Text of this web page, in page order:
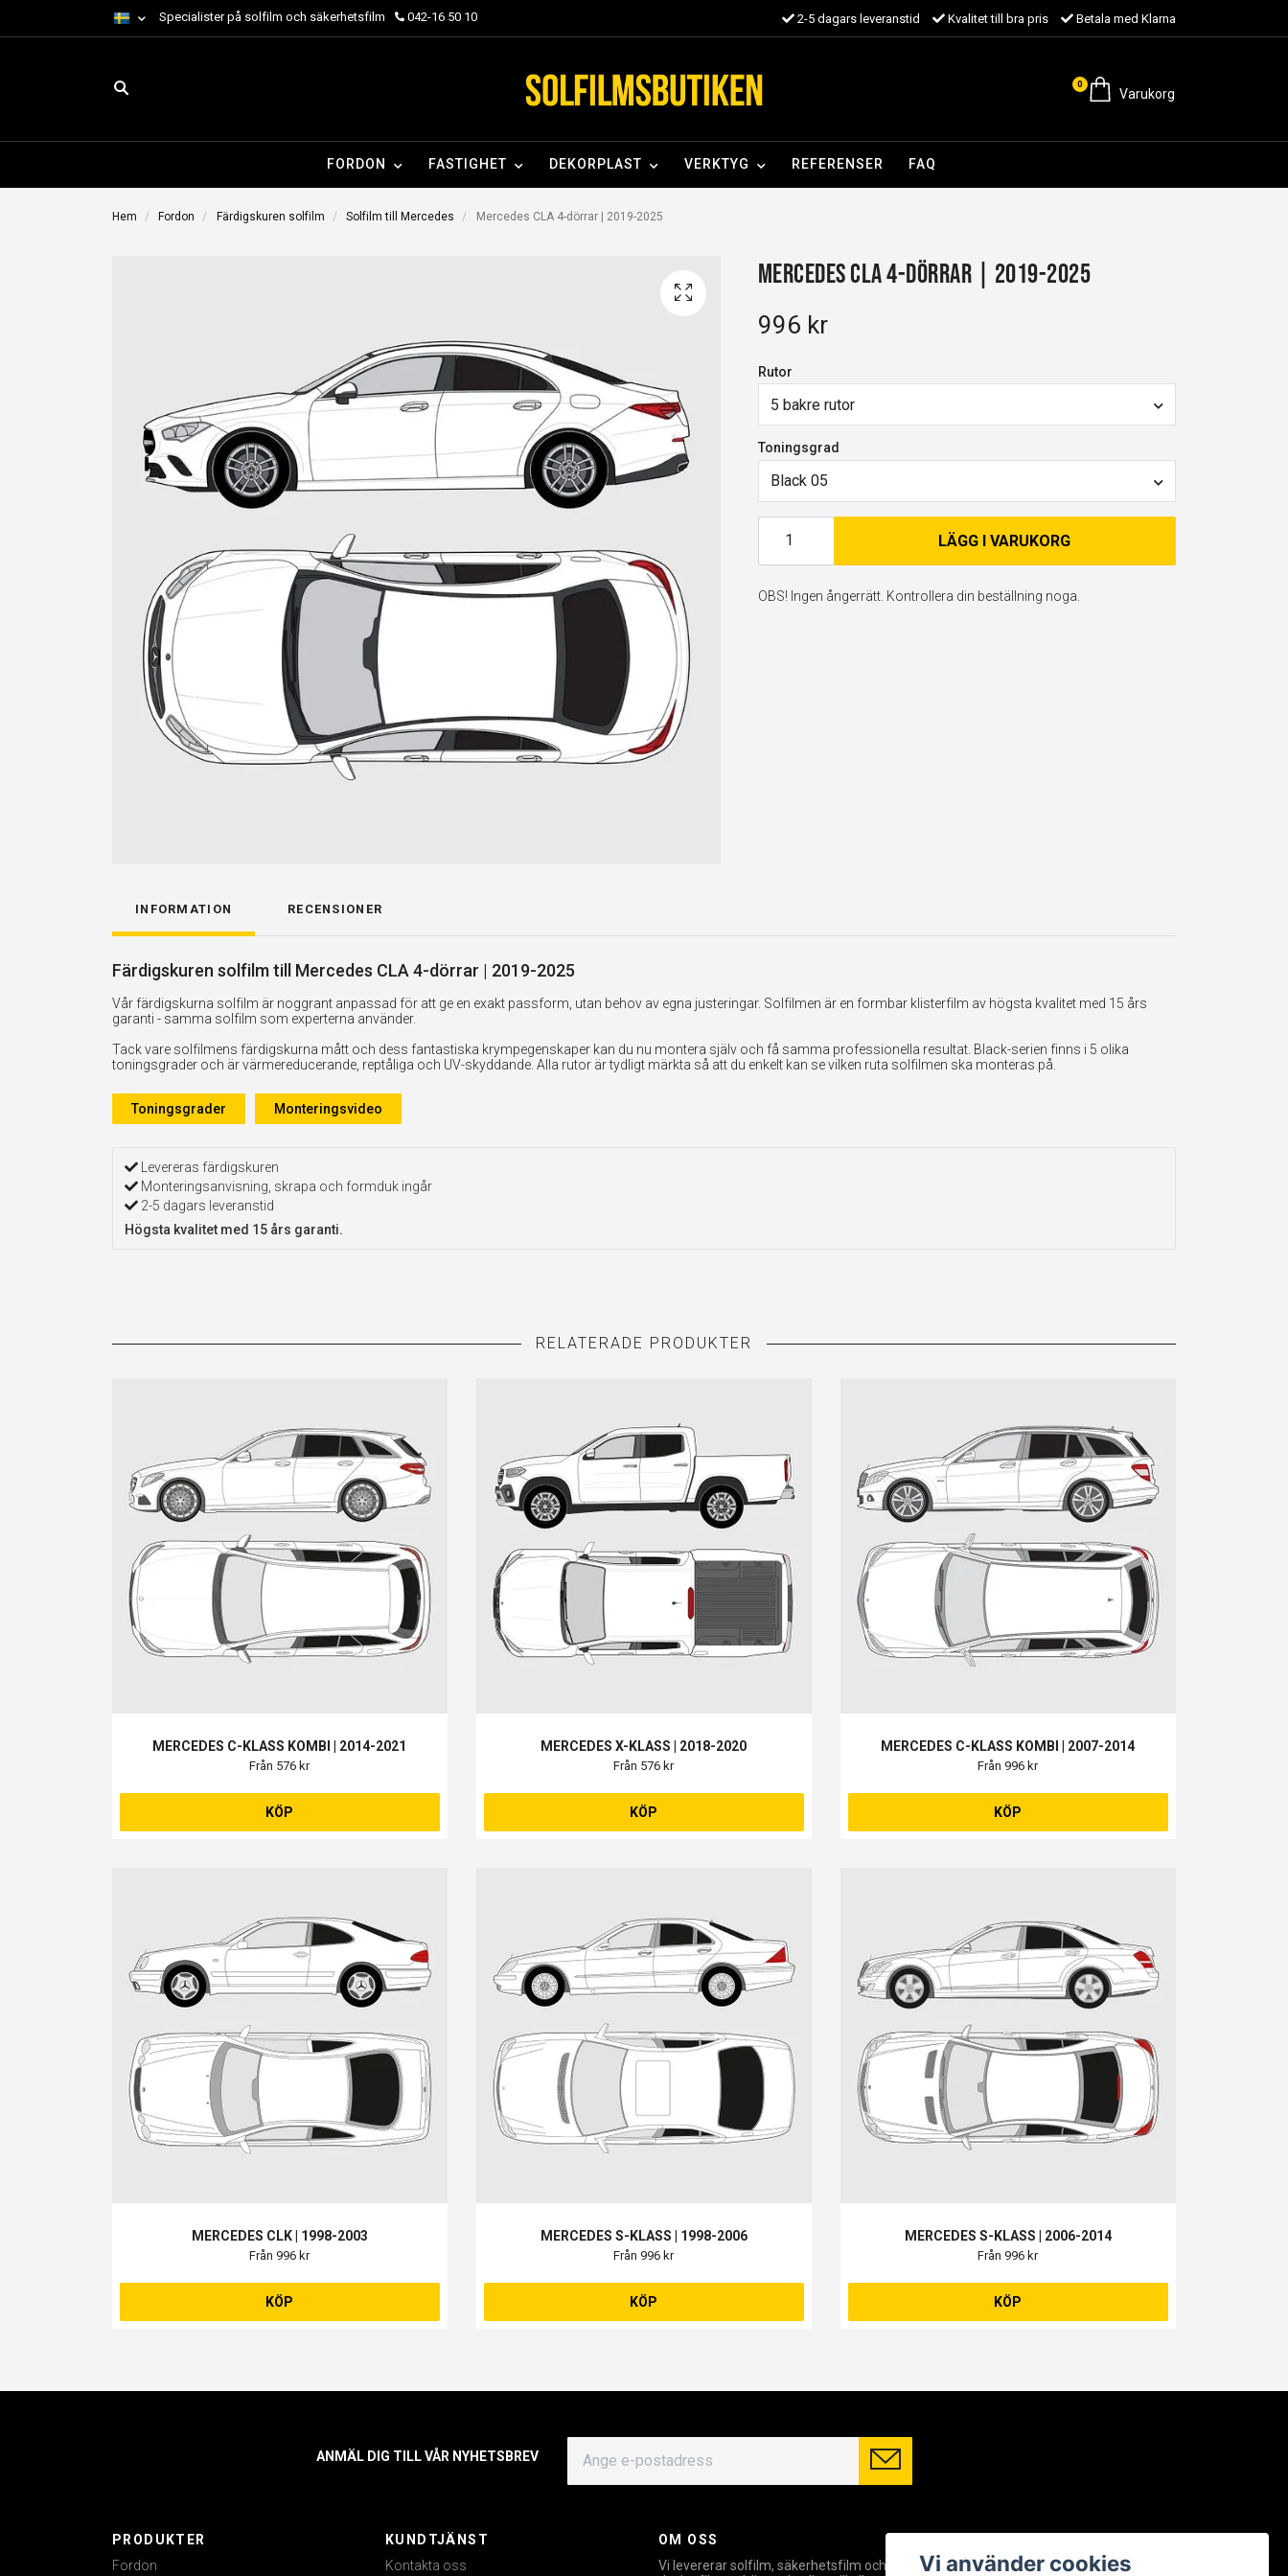
Specialister på solfilm och säkerhetsfilm 042-16 50 10 2-5 dagars leveranstid Kvalitet till bra pris Betala med Klarna
0
Varukorg
FORDON FASTIGHET DEKORPLAST VERKTYG REFERENSER FAQ
Hem Fordon Färdigskuren solfilm Solfilm till Mercedes Mercedes CLA 4-dörrar | 2019-2025
Mercedes CLA 4-dörrar | 2019-2025
996 kr
Rutor
5 bakre rutor
Toningsgrad
Black 05
LÄGG I VARUKORG
OBS! Ingen ångerrätt. Kontrollera din beställning noga.
INFORMATION RECENSIONER
Färdigskuren solfilm till Mercedes CLA 4-dörrar | 2019-2025
Vår färdigskurna solfilm är noggrant anpassad för att ge en exakt passform, utan behov av egna justeringar. Solfilmen är en formbar klisterfilm av högsta kvalitet med 15 års
garanti - samma solfilm som experterna använder.
Tack vare solfilmens färdigskurna mått och dess fantastiska krympegenskaper kan du nu montera själv och få samma professionella resultat. Black-serien finns i 5 olika
toningsgrader och är värmereducerande, reptåliga och UV-skyddande. Alla rutor är tydligt märkta så att du enkelt kan se vilken ruta solfilmen ska monteras på.
Toningsgrader Monteringsvideo
Levereras färdigskuren
Monteringsanvisning, skrapa och formduk ingår
2-5 dagars leveranstid
Högsta kvalitet med 15 års garanti.
MERCEDES C-KLASS KOMBI | 2014-2021
Från 576 kr
KÖP
MERCEDES X-KLASS | 2018-2020
Från 576 kr
KÖP
MERCEDES C-KLASS KOMBI | 2007-2014
Från 996 kr
KÖP
MERCEDES CLK | 1998-2003
Från 996 kr
KÖP
MERCEDES S-KLASS | 1998-2006
Från 996 kr
KÖP
MERCEDES S-KLASS | 2006-2014
Från 996 kr
KÖP
ANMÄL DIG TILL VÅR NYHETSBREV
PRODUKTER
Fordon
KUNDTJÄNST
Kontakta oss
OM OSS
Vi levererar solfilm, säkerhetsfilm och
Facebook
Vi använder cookies